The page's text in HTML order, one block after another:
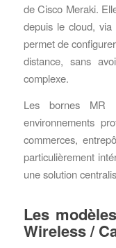
de Cisco Meraki.
depuis le cloud,
permet de
distance, sans
complexe.
Les bornes MR
environnements
commerces,
particulièrement
une solution
Les
Wireless /